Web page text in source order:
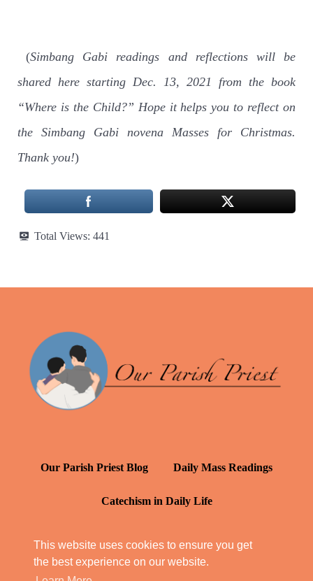
This website uses cookies to ensure you get
the best experience on our website.
(Simbang Gabi readings and reflections will be
shared here starting Dec. 13, 2021 from the book
“Where is the Child?” Hope it helps you to reflect on
the Simbang Gabi novena Masses for Christmas.
Thank you!)
Total Views: 441
Our Parish Priest Blog Daily Mass Readings
Catechism in Daily Life
YT: Tambuli ng Kagalakan